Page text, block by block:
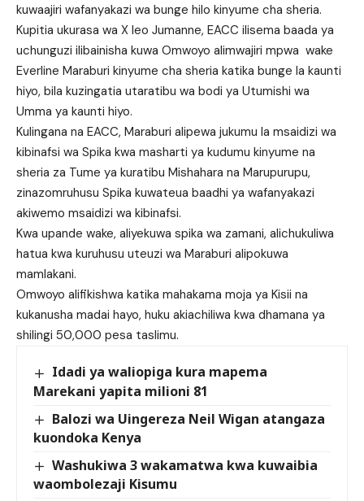
kuwaajiri wafanyakazi wa bunge hilo kinyume cha sheria.
Kupitia ukurasa wa X leo Jumanne, EACC ilisema baada ya
uchunguzi ilibainisha kuwa Omwoyo alimwajiri mpwa wake
Everline Maraburi kinyume cha sheria katika bunge la kaunti
hiyo, bila kuzingatia utaratibu wa bodi ya Utumishi wa
Umma ya kaunti hiyo.
Kulingana na EACC, Maraburi alipewa jukumu la msaidizi wa
kibinafsi wa Spika kwa masharti ya kudumu kinyume na
sheria za Tume ya kuratibu Mishahara na Marupurupu,
zinazomruhusu Spika kuwateua baadhi ya wafanyakazi
akiwemo msaidizi wa kibinafsi.
Kwa upande wake, aliyekuwa spika wa zamani, alichukuliwa
hatua kwa kuruhusu uteuzi wa Maraburi alipokuwa
mamlakani.
Omwoyo alifikishwa katika mahakama moja ya Kisii na
kukanusha madai hayo, huku akiachiliwa kwa dhamana ya
shilingi 50,000 pesa taslimu.
Idadi ya waliopiga kura mapema
Marekani yapita milioni 81
Balozi wa Uingereza Neil Wigan atangaza
kuondoka Kenya
Washukiwa 3 wakamatwa kwa kuwaibia
waombolezaji Kisumu